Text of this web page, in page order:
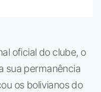
oficial do clube, o
sua permanência
os bolivianos do